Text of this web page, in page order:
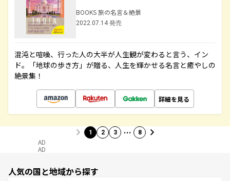
BOOKS 旅の名言＆絶景
2022.07.14 発売
混沌と喧噪、行った人の大半が人生観が変わると言う、イン
ド。「地球の歩き方」が贈る、人生を輝かせる名言と癒やしの
絶景集！
詳細を見る
1 2 3 … 8
AD
AD
人気の国と地域から探す